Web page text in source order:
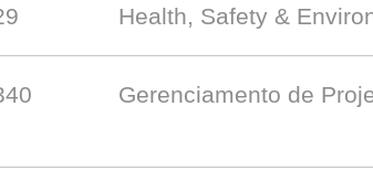
Health, Safety &
Gerenciamento de